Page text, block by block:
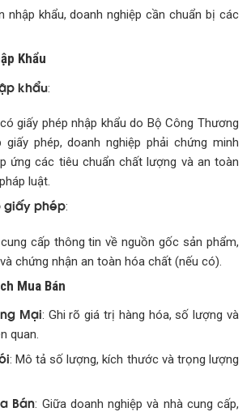
nhập khẩu, doanh nghiệp cần chuẩn bị các
Khẩu
khẩu:
giấy phép nhập khẩu do Bộ Công Thương
phép, doanh nghiệp phải chứng minh
ứng các tiêu chuẩn chất lượng và an toàn
luật.
phép:
cấp thông tin về nguồn gốc sản phẩm,
chứng nhận an toàn hóa chất (nếu có).
Mua Bán
Mại: Ghi rõ giá trị hàng hóa, số lượng và
quan.
: Mô tả số lượng, kích thước và trọng lượng
Bán: Giữa doanh nghiệp và nhà cung cấp,